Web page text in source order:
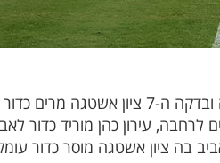
ספורטינג תל אביב פתחו בלחץ על שערה
אשטגה מרים לרחבה, עירון כהן